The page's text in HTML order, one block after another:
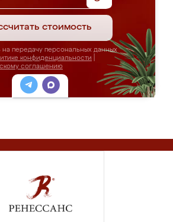
стоимость
передачу персональных данных
конфиденциальности
соглашению